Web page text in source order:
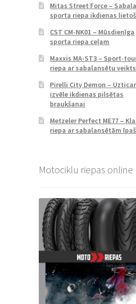
Mitas Street Force –
sporta riepa ikdienas
CST CM-NK01 – Mūsdienīga
sporta riepa ceļam
Maxxis MA-ST3 – Sport-
riepa ar sabalansētu
Pirelli City Demon –
izvēle ikdienas pilsētas
braukšanai
Metzeler Perfect ME77 –
riepa ar sabalansētām
Motociklu riepas online